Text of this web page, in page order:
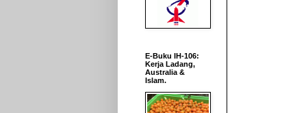
E-Buku IH-106:
Kerja Ladang,
Australia &
Islam.